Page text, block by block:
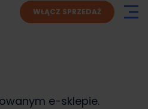
WŁĄCZ SPRZEDAŻ
e-sklepie.